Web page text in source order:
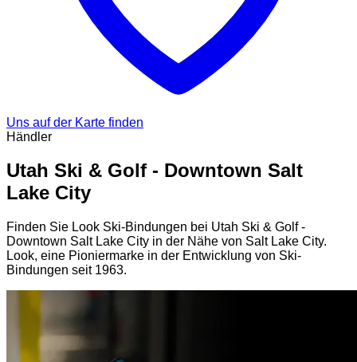
Uns auf der Karte finden
Händler
Utah Ski & Golf - Downtown Salt
Lake City
Finden Sie Look Ski-Bindungen bei Utah Ski & Golf -
Downtown Salt Lake City in der Nähe von Salt Lake City.
Look, eine Pioniermarke in der Entwicklung von Ski-
Bindungen seit 1963.